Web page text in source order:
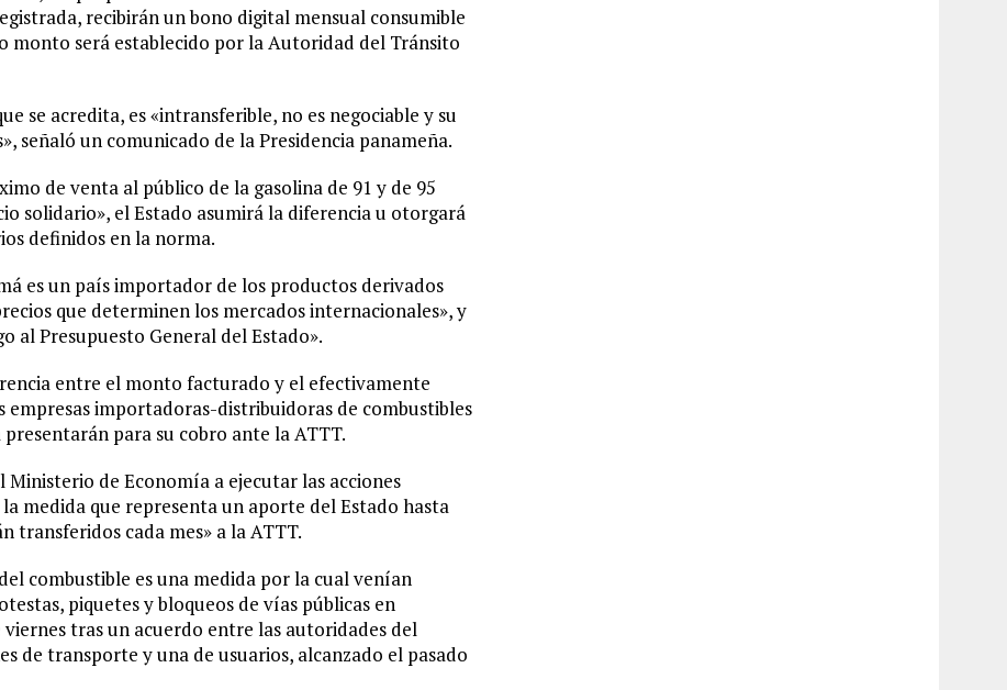
recibirán un bono digital mensual consumible
monto será establecido por la Autoridad del Tránsito
se acredita, es «intransferible, no es negociable y su
señaló un comunicado de la Presidencia panameña.
de venta al público de la gasolina de 91 y de 95
solidario», el Estado asumirá la diferencia u otorgará
definidos en la norma.
es un país importador de los productos derivados
que determinen los mercados internacionales», y
al Presupuesto General del Estado».
entre el monto facturado y el efectivamente
empresas importadoras-distribuidoras de combustibles
para su cobro ante la ATTT.
de Economía a ejecutar las acciones
medida que representa un aporte del Estado hasta
transferidos cada mes» a la ATTT.
combustible es una medida por la cual venían
piquetes y bloqueos de vías públicas en
tras un acuerdo entre las autoridades del
de transporte y una de usuarios, alcanzado el pasado